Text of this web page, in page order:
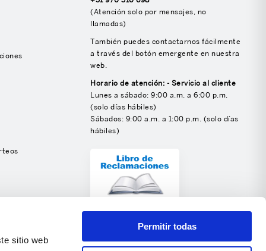
sitio web
Permitir todas
(Atención solo por mensajes, no
llamadas)
También puedes contactarnos fácilmente
a través del botón emergente en nuestra
web.
Horario de atención: - Servicio al cliente
Lunes a sábado: 9:00 a.m. a 6:00 p.m.
(solo días hábiles)
Sábados: 9:00 a.m. a 1:00 p.m. (solo días
hábiles)